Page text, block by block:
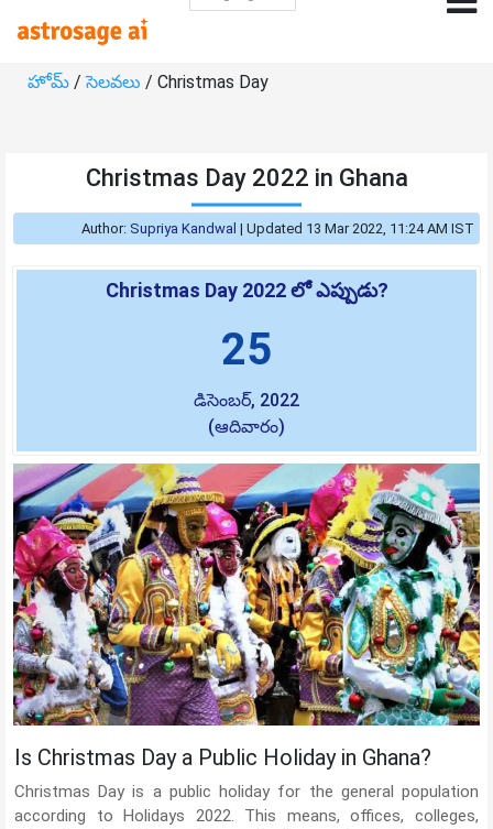
హోమ్ /సెలవలు / Christmas Day
Christmas Day 2022 in Ghana
Author: Supriya Kandwal | Updated 13 Mar 2022, 11:24 AM IST
Christmas Day 2022 లో ఎప్పుడు?
25
డిసెంబర్, 2022
(ఆదివారం)
Is Christmas Day a Public Holiday in Ghana?
Christmas Day is a public holiday for the general population
according to Holidays 2022. This means, offices, colleges,